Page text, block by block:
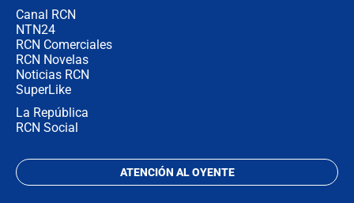
Canal RCN
NTN24
RCN Comerciales
RCN Novelas
Noticias RCN
SuperLike
La República
RCN Social
ATENCIÓN AL OYENTE